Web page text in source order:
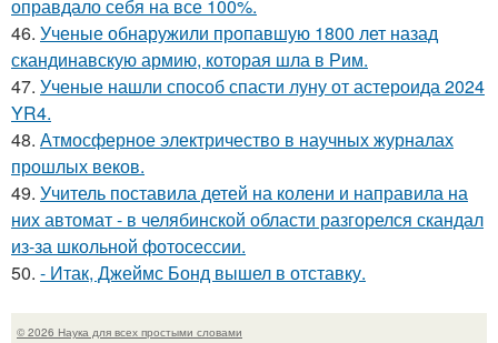
оправдало себя на все 100%.
46. Ученые обнаружили пропавшую 1800 лет назад
скандинавскую армию, которая шла в Рим.
47. Ученые нашли способ спасти луну от астероида 2024
YR4.
48. Атмосферное электричество в научных журналах
прошлых веков.
49. Учитель поставила детей на колени и направила на
них автомат - в челябинской области разгорелся скандал
из-за школьной фотосессии.
50. - Итак, Джеймс Бонд вышел в отставку.
© 2026 Наука для всех простыми словами